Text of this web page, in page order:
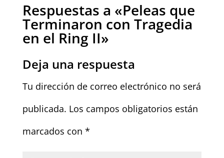
Respuestas a «Peleas que
Terminaron con Tragedia
en el Ring II»
Deja una respuesta
Tu dirección de correo electrónico no será
publicada. Los campos obligatorios están
marcados con *